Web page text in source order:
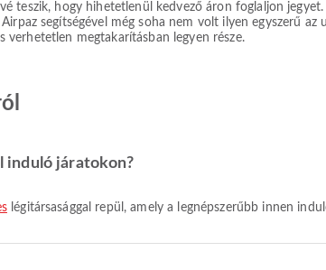
teszik, hogy hihetetlenül kedvező áron foglaljon
segítségével még soha nem volt ilyen egyszerű az
verhetetlen megtakarításban legyen része.
induló járatokon?
légitársasággal repül, amely a legnépszerűbb innen